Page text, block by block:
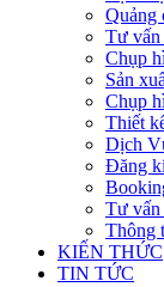
Quảng
Tư vấn
Chụp
Sản
Chụp
Thiết
Dịch
Đăng
Tư vấn
Thông
KIẾN THỨC
TIN TỨC